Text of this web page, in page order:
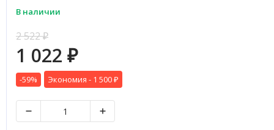
В наличии
2 522₽
1 022 ₽
-59% Экономия - 1 500 ₽